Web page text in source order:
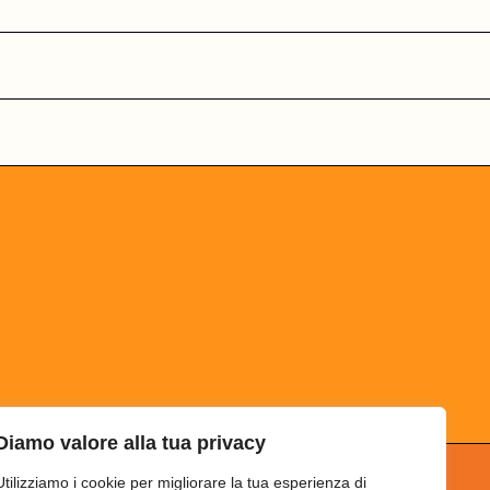
valore alla tua privacy
i cookie per migliorare la tua esperienza di